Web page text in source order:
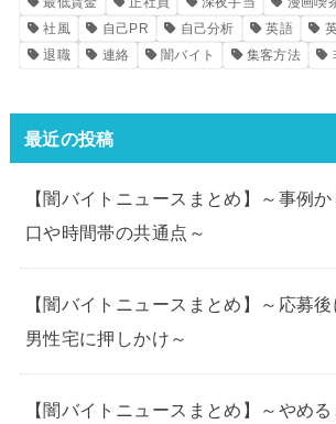
社風
自己PR 自己分析 英語
退職
連絡 闇バイト 集客方法
最近の投稿
【闇バイトニュースまとめ】～事例
口や時間帯の共通点～
【闇バイトニュースまとめ】～応募
男性宅に押しかけ～
【闇バイトニュースまとめ】～やめ